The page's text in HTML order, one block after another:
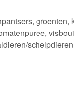
groenten,